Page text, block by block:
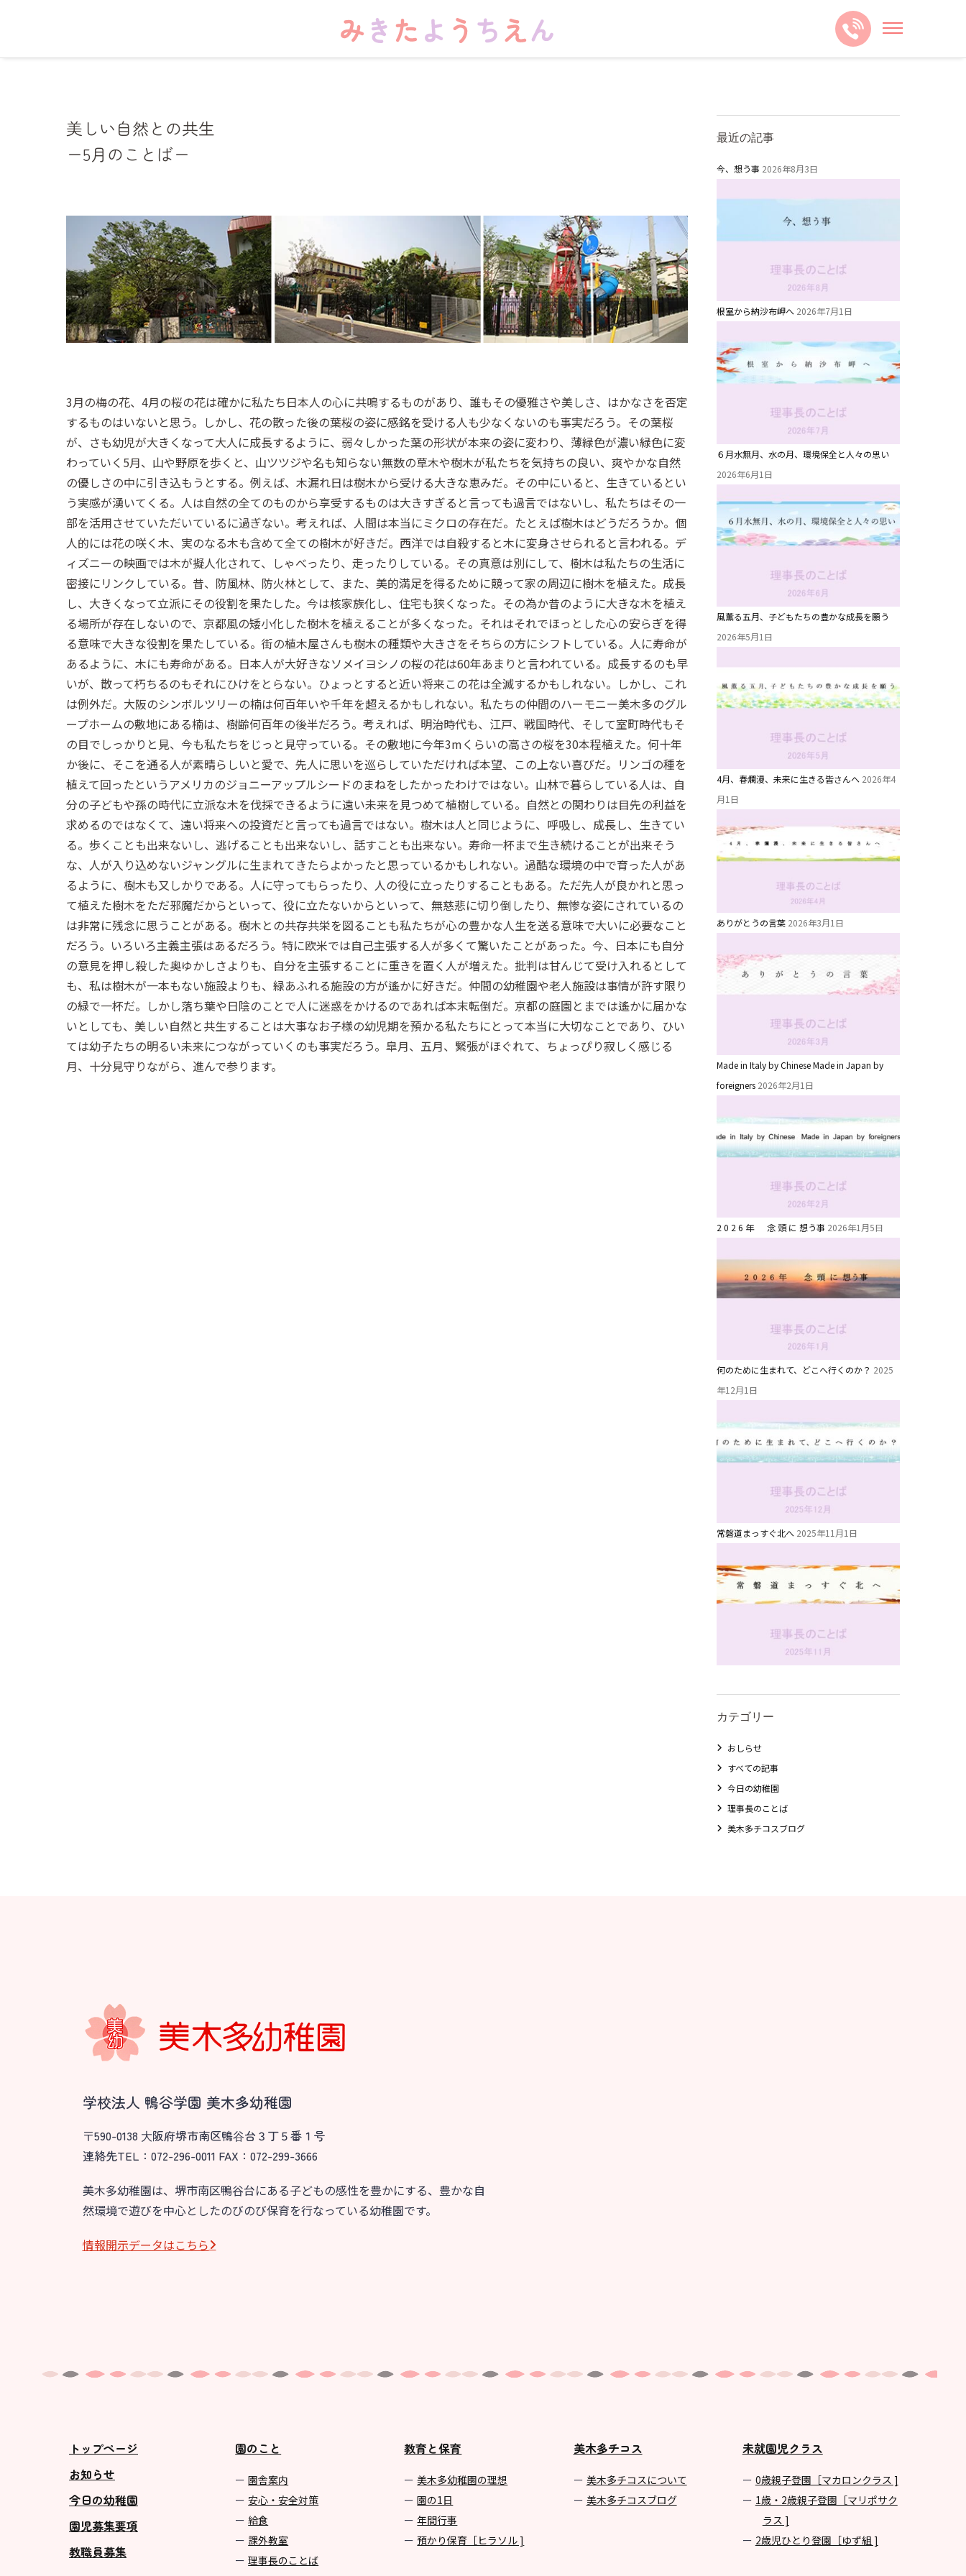
美しい自然との共生
ー5月のことばー
3月の梅の花、4月の桜の花は確かに私たち日本人の心に共鳴するものがあり、誰もその優雅さや美しさ、はかなさを否定
するものはいないと思う。しかし、花の散った後の葉桜の姿に感銘を受ける人も少なくないのも事実だろう。その葉桜
が、さも幼児が大きくなって大人に成長するように、弱々しかった葉の形状が本来の姿に変わり、薄緑色が濃い緑色に変
わっていく5月、山や野原を歩くと、山ツツジや名も知らない無数の草木や樹木が私たちを気持ちの良い、爽やかな自然
の優しさの中に引き込もうとする。例えば、木漏れ日は樹木から受ける大きな恵みだ。その中にいると、生きているとい
う実感が湧いてくる。人は自然の全てのものから享受するものは大きすぎると言っても過言ではないし、私たちはその一
部を活用させていただいているに過ぎない。考えれば、人間は本当にミクロの存在だ。たとえば樹木はどうだろうか。個
人的には花の咲く木、実のなる木も含めて全ての樹木が好きだ。西洋では自殺すると木に変身させられると言われる。デ
ィズニーの映画では木が擬人化されて、しゃべったり、走ったりしている。その真意は別にして、樹木は私たちの生活に
密接にリンクしている。昔、防風林、防火林として、また、美的満足を得るために競って家の周辺に樹木を植えた。成長
し、大きくなって立派にその役割を果たした。今は核家族化し、住宅も狭くなった。その為か昔のように大きな木を植え
る場所が存在しないので、京都風の矮小化した樹木を植えることが多くなった。それはそれでほっとした心の安らぎを得
る意味で大きな役割を果たしている。街の植木屋さんも樹木の種類や大きさをそちらの方にシフトしている。人に寿命が
あるように、木にも寿命がある。日本人が大好きなソメイヨシノの桜の花は60年あまりと言われている。成長するのも早
いが、散って朽ちるのもそれにひけをとらない。ひょっとすると近い将来この花は全滅するかもしれない。しかし、これ
は例外だ。大阪のシンボルツリーの楠は何百年いや千年を超えるかもしれない。私たちの仲間のハーモニー美木多のグル
ープホームの敷地にある楠は、樹齢何百年の後半だろう。考えれば、明治時代も、江戸、戦国時代、そして室町時代もそ
の目でしっかりと見、今も私たちをじっと見守っている。その敷地に今年3mくらいの高さの桜を30本程植えた。何十年
か後に、そこを通る人が素晴らしいと愛で、先人に思いを巡らしていただければ本望、この上ない喜びだ。リンゴの種を
植えて回ったというアメリカのジョニーアップルシードのまねをしたかったわけではない。山林で暮らしている人は、自
分の子どもや孫の時代に立派な木を伐採できるように遠い未来を見つめて植樹している。自然との関わりは目先の利益を
求めるのではなくて、遠い将来への投資だと言っても過言ではない。樹木は人と同じように、呼吸し、成長し、生きてい
る。歩くことも出来ないし、逃げることも出来ないし、話すことも出来ない。寿命一杯まで生き続けることが出来そう
な、人が入り込めないジャングルに生まれてきたらよかったと思っているかもしれない。過酷な環境の中で育った人があ
るように、樹木も又しかりである。人に守ってもらったり、人の役に立ったりすることもある。ただ先人が良かれと思っ
て植えた樹木をただ邪魔だからといって、役に立たないからといって、無慈悲に切り倒したり、無惨な姿にされているの
は非常に残念に思うことがある。樹木との共存共栄を図ることも私たちが心の豊かな人生を送る意味で大いに必要なこと
だろう。いろいろ主義主張はあるだろう。特に欧米では自己主張する人が多くて驚いたことがあった。今、日本にも自分
の意見を押し殺した奥ゆかしさよりも、自分を主張することに重きを置く人が増えた。批判は甘んじて受け入れるとして
も、私は樹木が一本もない施設よりも、緑あふれる施設の方が遙かに好きだ。仲間の幼稚園や老人施設は事情が許す限り
の緑で一杯だ。しかし落ち葉や日陰のことで人に迷惑をかけるのであれば本末転倒だ。京都の庭園とまでは遙かに届かな
いとしても、美しい自然と共生することは大事なお子様の幼児期を預かる私たちにとって本当に大切なことであり、ひい
ては幼子たちの明るい未来につながっていくのも事実だろう。皐月、五月、緊張がほぐれて、ちょっぴり寂しく感じる
月、十分見守りながら、進んで参ります。
最近の記事
今、想う事 2026年8月3日
根室から納沙布岬へ 2026年7月1日
６月水無月、水の月、環境保全と人々の思い
2026年6月1日
風薫る五月、子どもたちの豊かな成長を願う
2026年5月1日
4月、春爛漫、未来に生きる皆さんへ 2026年4
月1日
ありがとうの言葉 2026年3月1日
Made in Italy by Chinese Made in Japan by
foreigners 2026年2月1日
2 0 2 6 年 念 頭 に 想う事 2026年1月5日
何のために生まれて、どこへ行くのか？ 2025
年12月1日
常磐道まっすぐ北へ 2025年11月1日
カテゴリー
おしらせ
すべての記事
今日の幼稚園
理事長のことば
美木多チコスブログ
学校法人 鴨谷学園 美木多幼稚園
〒590-0138 ⼤阪府堺市南区鴨⾕台３丁５番１号
連絡先TEL：072-296-0011 FAX：072-299-3666
美木多幼稚園は、堺市南区鴨谷台にある子どもの感性を豊かにする、豊かな自
然環境で遊びを中心としたのびのび保育を行なっている幼稚園です。
情報開⽰データはこちら
トップページ
お知らせ
今日の幼稚園
園児募集要項
教職員募集
園のこと
園舎案内
安心・安全対策
給食
課外教室
理事長のことば
教育と保育
美⽊多幼稚園の理想
園の1⽇
年間⾏事
預かり保育［ヒラソル ]
美木多チコス
美⽊多チコスについて
美⽊多チコスブログ
未就園児クラス
0歳親子登園［マカロンクラス ]
1歳・2歳親子登園［マリポサク
ラス ]
2歳児ひとり登園［ゆず組 ]
未就園児クラス
1歳・2歳親子登園［マリポサクラス ]
2歳児ひとり登園［ゆず組 ]